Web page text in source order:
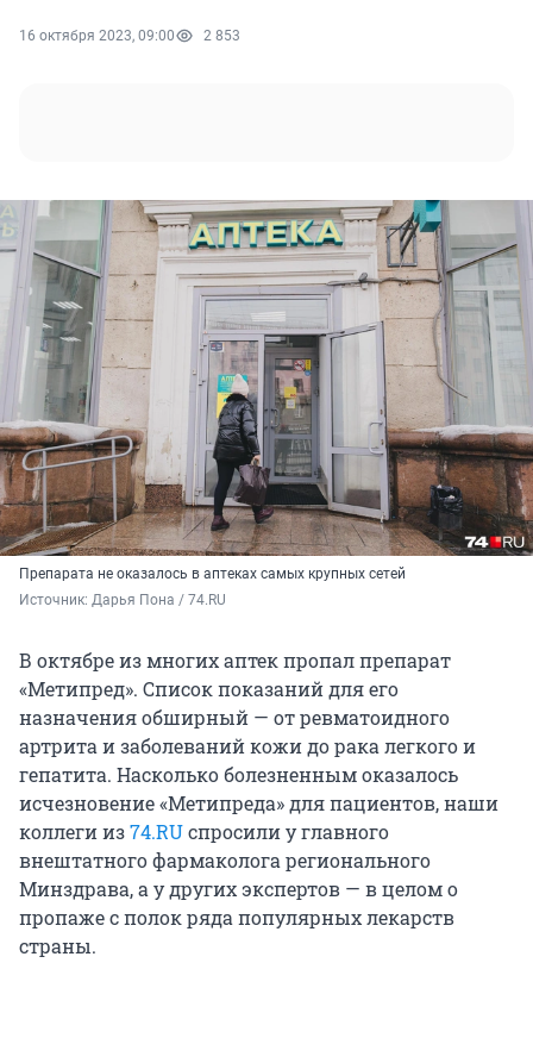
16 октября 2023, 09:00 2 853
Препарата не оказалось в аптеках самых крупных сетей
Источник: Дарья Пона / 74.RU
В октябре из многих аптек пропал препарат
«Метипред». Список показаний для его
назначения обширный — от ревматоидного
артрита и заболеваний кожи до рака легкого и
гепатита. Насколько болезненным оказалось
исчезновение «Метипреда» для пациентов, наши
коллеги из74.RUспросили у главного
внештатного фармаколога регионального
Минздрава, а у других экспертов — в целом о
пропаже с полок ряда популярных лекарств
страны.